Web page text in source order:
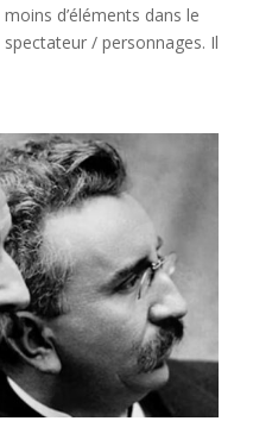
d’éléments dans le
/ personnages. Il